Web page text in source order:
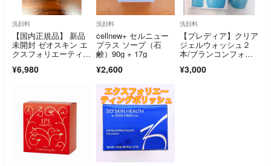
洗顔料
【国内正規品】 新品
未開封 ゼオスキン エ
クスフォリエーティン
¥6,980
洗顔料
cellnew+ セルニュー
プラス ソープ（石
鹸）90g + 17g
¥2,600
洗顔料
【プレディア】クリア
ジェルウォッシュ２
本/ブランコンフォー
¥3,000